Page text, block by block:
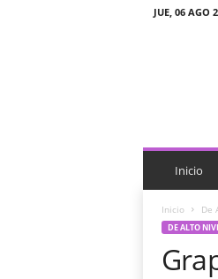
JUE, 06 AGO
c
a
Inicio
Inicio De
DE ALTO